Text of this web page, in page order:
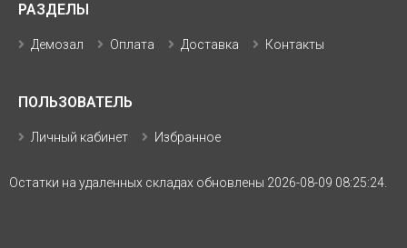
РАЗДЕЛЫ
Демозал Оплата Доставка Контакты
ПОЛЬЗОВАТЕЛЬ
Личный кабинет Избранное
Остатки на удаленных складах обновлены 2026-08-09 08:25:24.